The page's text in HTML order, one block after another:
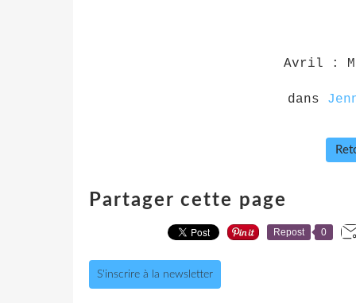
Avril :
dans
Partager cette page
Repost 0
S'inscrire à la newsletter